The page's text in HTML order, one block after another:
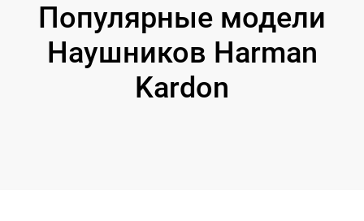
Популярные модели
Наушников Harman
Kardon